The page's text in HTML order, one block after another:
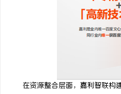
在资源整合层面，嘉利智联构建